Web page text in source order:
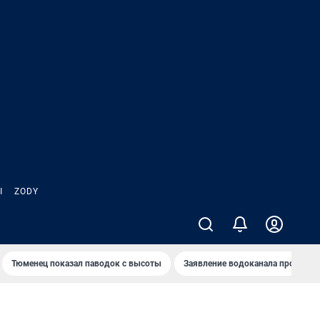
ZODY
Тюменец показал паводок с высоты Заявление водоканала про